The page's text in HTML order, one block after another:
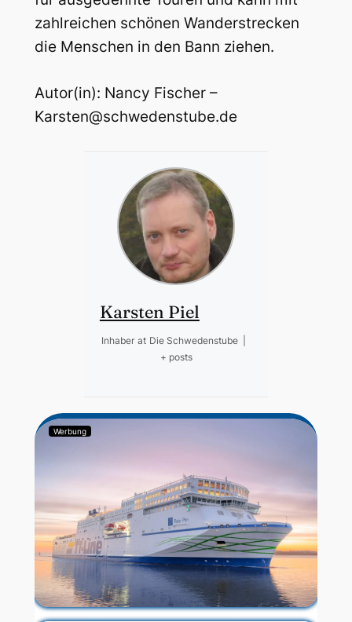
zahlreichen schönen Wanderstrecken
die Menschen in den Bann ziehen.
Autor(in): Nancy Fischer –
Karsten@schwedenstube.de
Karsten Piel
Inhaber at Die Schwedenstube
+ posts
Werbung